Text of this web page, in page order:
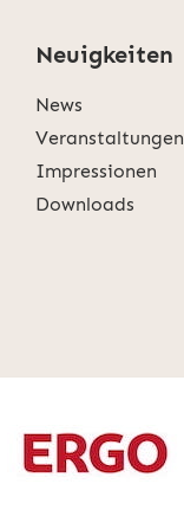
Neuigkeiten
News
Veranstaltungen
Impressionen
Downloads